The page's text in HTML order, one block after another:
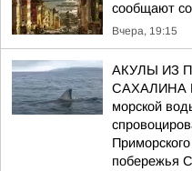
сообщают
Вчера, 19:15
АКУЛЫ ИЗ
САХАЛИНА
морской
побережья